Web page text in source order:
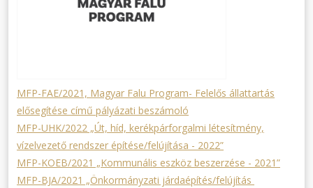
MFP-FAE/2021, Magyar Falu Program- Felelős állattartás
elősegítése című pályázati beszámoló
MFP-UHK/2022 „Út, híd, kerékpárforgalmi létesítmény,
vízelvezető rendszer építése/felújítása - 2022”
MFP-KOEB/2021 „Kommunális eszköz beszerzése - 2021”
MFP-BJA/2021 „Önkormányzati járdaépítés/felújítás